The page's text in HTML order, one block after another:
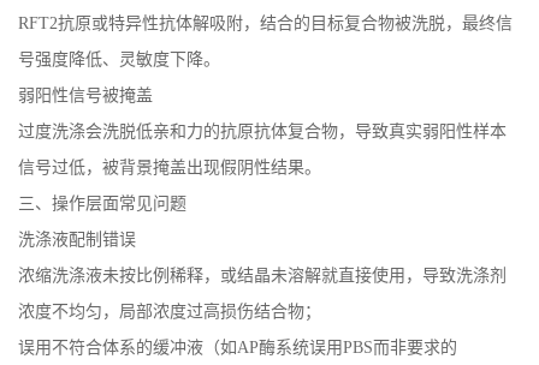
RFT2抗原或特异性抗体解吸附，结合的目标复合物被洗脱，最终信
号强度降低、灵敏度下降。
弱阳性信号被掩盖
过度洗涤会洗脱低亲和力的抗原抗体复合物，导致真实弱阳性样本
信号过低，被背景掩盖出现假阴性结果。
三、操作层面常见问题
洗涤液配制错误
浓缩洗涤液未按比例稀释，或结晶未溶解就直接使用，导致洗涤剂
浓度不均匀，局部浓度过高损伤结合物；
误用不符合体系的缓冲液（如AP酶系统误用PBS而非要求的